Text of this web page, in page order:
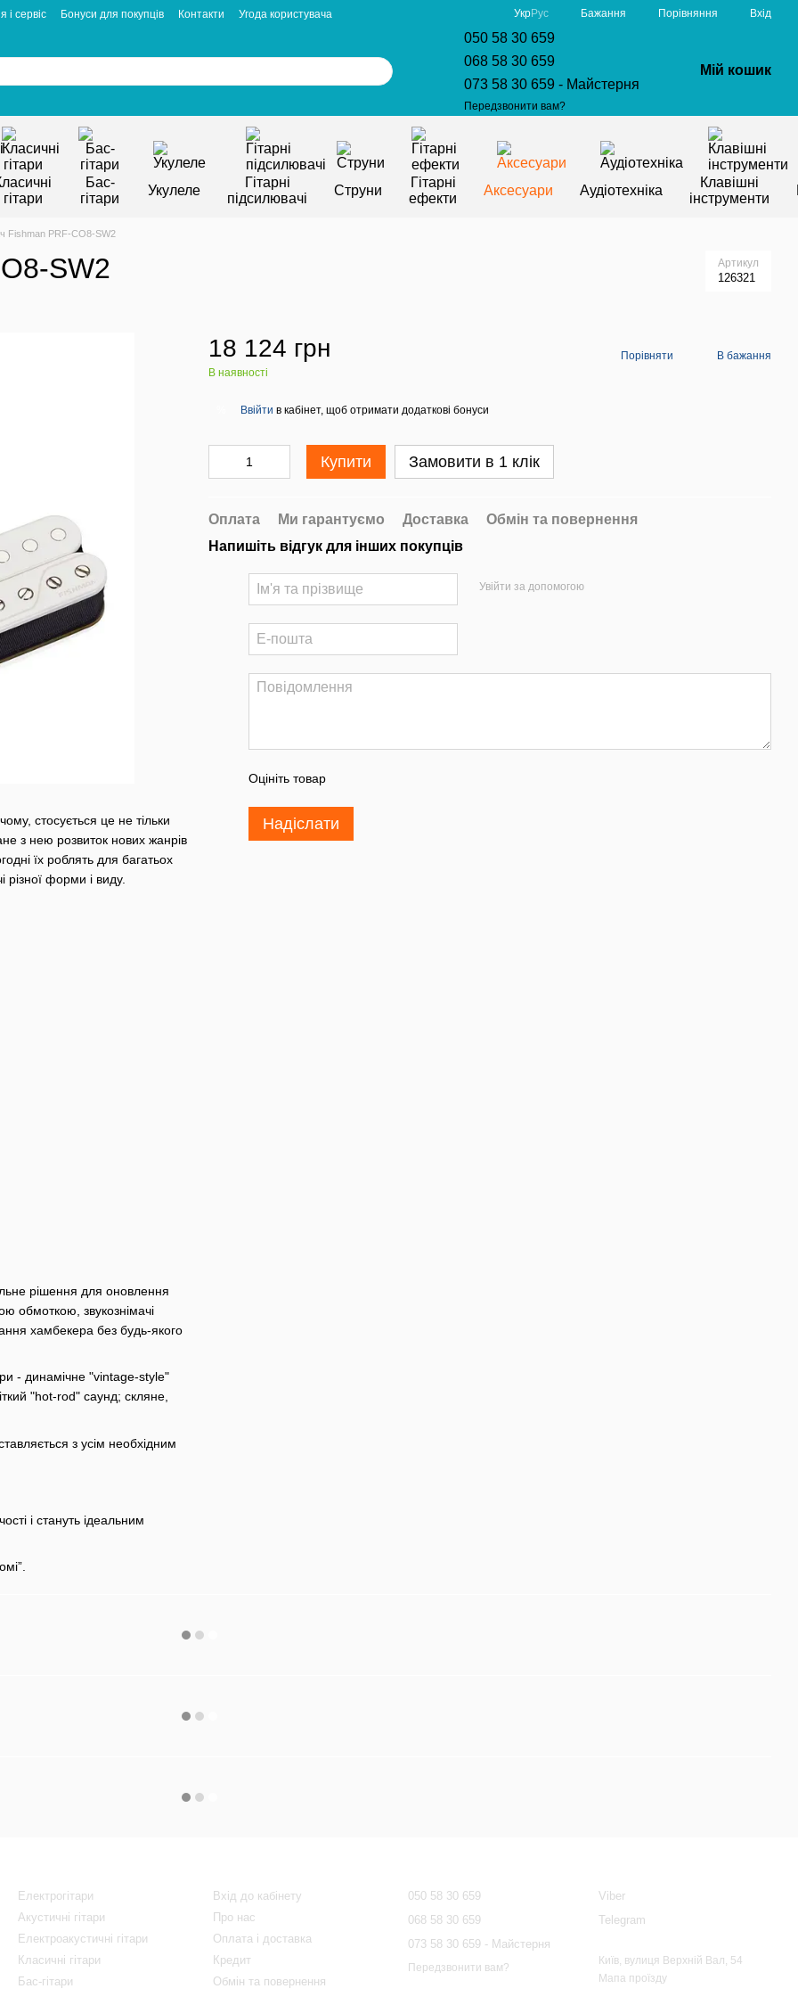
і сервіс Бонуси для покупців Контакти Угода користувача УкрРус Бажання Порівняння Вхід
050 58 30 659
068 58 30 659
073 58 30 659 - Майстерня
Передзвонити вам?
Мій кошик
гітари
Бас-
гітари
Укулеле
Гітарні
підсилювачі
Струни
Гітарні
ефекти
Аксесуари Аудіотехніка
Клавішні
інструменти
Fishman PRF-CO8-SW2
SW2 Артикул
126321
стосується це не тільки
з нею розвиток нових жанрів
їх роблять для багатьох
різної форми і виду.
рішення для оновлення
обмоткою, звукознімачі
хамбекера без будь-якого
- динамічне "vintage-style"
"hot-rod" саунд; скляне,
з усім необхідним
і стануть ідеальним
18 124 грн
В наявності
Порівняти В бажання
Ввійти в кабінет, щоб отримати додаткові бонуси
Купити Замовити в 1 клік
Оплата Ми гарантуємо Доставка
Обмін та повернення
Напишіть відгук для інших покупців
Увійти за допомогою
Оцініть товар
Надіслати
Електрогітари
Акустичні гітари
Електроакустичні гітари
Класичні гітари
Бас-гітари
Вхід до кабінету
Про нас
Оплата і доставка
Кредит
Обмін та повернення
050 58 30 659
068 58 30 659
073 58 30 659 - Майстерня
Передзвонити вам?
Viber
Telegram
Київ, вулиця Верхній Вал, 54
Мапа проїзду